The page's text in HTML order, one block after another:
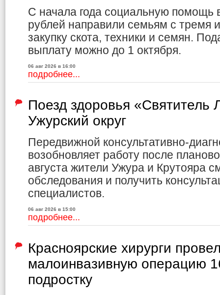
С начала года социальную помощь
рублей направили семьям с тремя
закупку скота, техники и семян.
выплату можно до 1 октября.
06 авг 2026 в 16:00
подробнее...
Поезд здоровья «Святитель
Ужурский округ
Передвижной консультативно-
возобновляет работу после
августа жители Ужура и Крутояра
обследования и получить
специалистов.
06 авг 2026 в 15:00
подробнее...
Красноярские хирурги
малоинвазивную операцию
подростку